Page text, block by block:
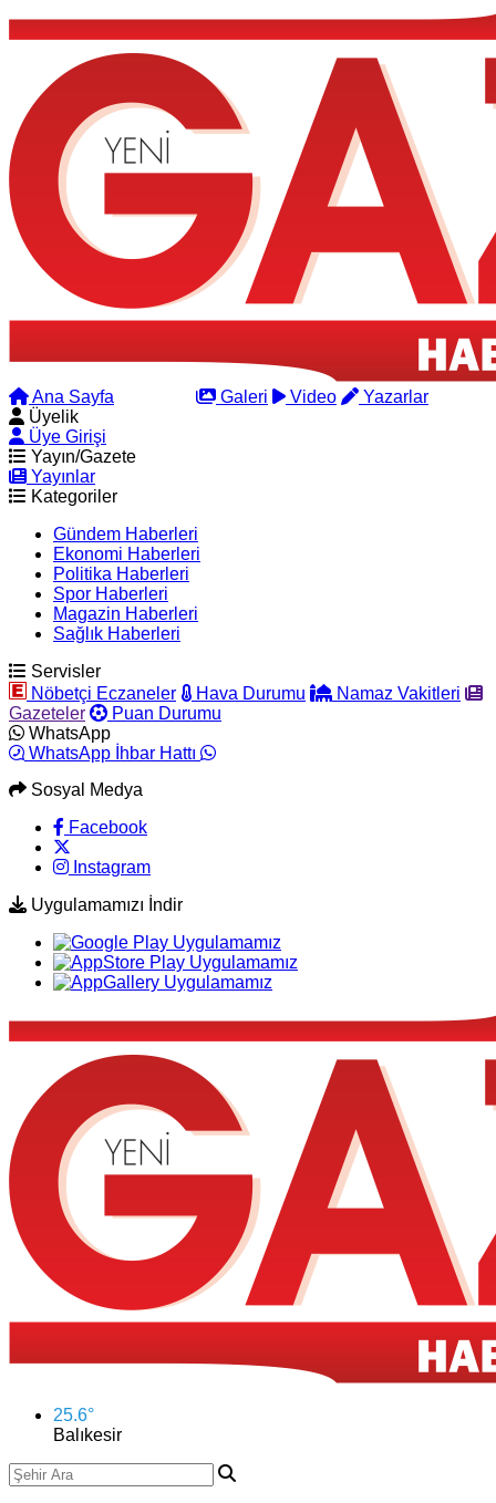
Ana Sayfa Galeri Video
Yazarlar
Üyelik
Üye Girişi
Yayın/Gazete
Yayınlar
Kategoriler
Gündem Haberleri
Ekonomi Haberleri
Politika Haberleri
Spor Haberleri
Magazin Haberleri
Sağlık Haberleri
Servisler
Nöbetçi Eczaneler
Hava Durumu
Namaz Vakitleri
Gazeteler
Puan Durumu
WhatsApp
WhatsApp İhbar Hattı
Sosyal Medya
Facebook
Instagram
Uygulamamızı İndir
25.6°
Balıkesir